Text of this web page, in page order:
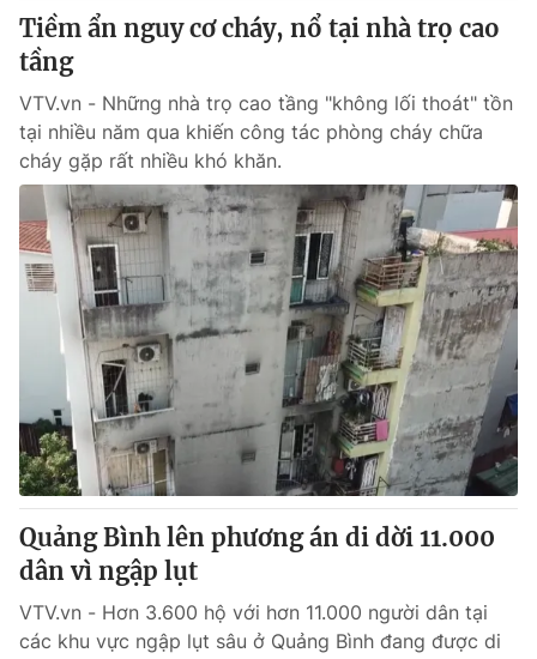
Tiềm ẩn nguy cơ cháy, nổ tại nhà trọ cao
tầng
VTV.vn - Những nhà trọ cao tầng "không lối thoát" tồn
tại nhiều năm qua khiến công tác phòng cháy chữa
cháy gặp rất nhiều khó khăn.
Quảng Bình lên phương án di dời 11.000
dân vì ngập lụt
VTV.vn - Hơn 3.600 hộ với hơn 11.000 người dân tại
các khu vực ngập lụt sâu ở Quảng Bình đang được di